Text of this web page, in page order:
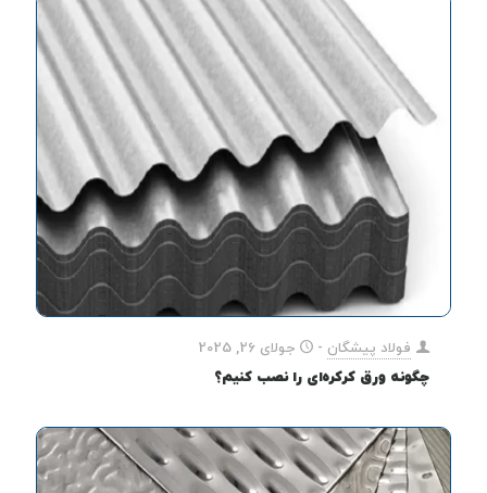
فولاد پیشگان -
جولای 26, 2025
چگونه ورق کرکره‌ای را نصب کنیم؟